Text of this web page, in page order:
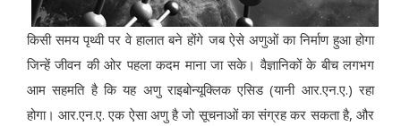
किसी समय पृथ्वी पर वे हालात बने होंगे जब ऐसे अणुओं का निर्माण हुआ होगा
जिन्हें जीवन की ओर पहला कदम माना जा सके। वैज्ञानिकों के बीच लगभग
आम सहमति है कि यह अणु राइबोन्यूक्लिक एसिड (यानी आर.एन.ए.) रहा
होगा। आर.एन.ए. एक ऐसा अणु है जो सूचनाओं का संग्रह कर सकता है, और